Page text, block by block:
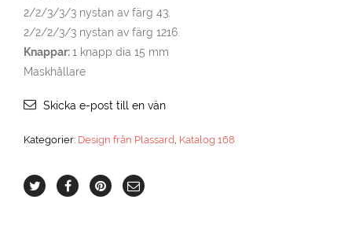
2/2/3/3/3 nystan av färg 43.
2/2/2/3/3 nystan av färg 1216.
Knappar:1 knapp dia 15 mm
Maskhållare
Skicka e-post till en vän
Kategorier: Design från Plassard Katalog 168